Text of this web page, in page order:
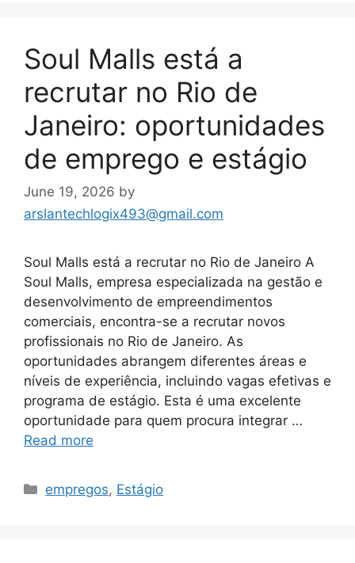
Soul Malls está a
recrutar no Rio de
Janeiro: oportunidades
de emprego e estágio
June 19, 2026 by
arslantechlogix493@gmail.com
Soul Malls está a recrutar no Rio de Janeiro A
Soul Malls, empresa especializada na gestão e
desenvolvimento de empreendimentos
comerciais, encontra-se a recrutar novos
profissionais no Rio de Janeiro. As
oportunidades abrangem diferentes áreas e
níveis de experiência, incluindo vagas efetivas e
programa de estágio. Esta é uma excelente
oportunidade para quem procura integrar …
Read more
Categories
empregos, Estágio